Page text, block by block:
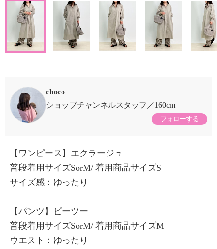
choco
ショップチャンネルスタッフ
160cm
フォローする
【ワンピース】エクラージュ
普段着用サイズSorM/ 着用商品サイズS
サイズ感：ゆったり
【パンツ】ピーツー
普段着用サイズSorM/ 着用商品サイズM
ウエスト：ゆったり